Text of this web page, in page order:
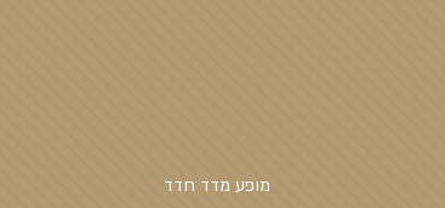
מופע מדד חדד